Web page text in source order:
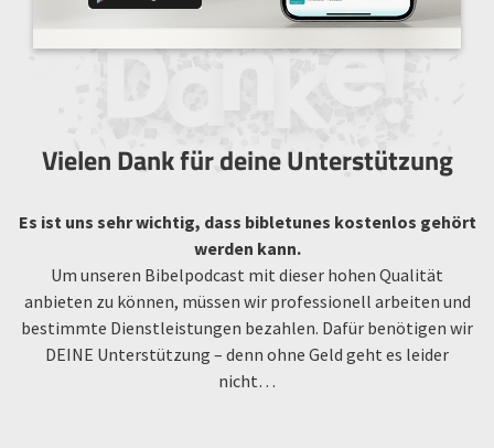
Vielen Dank für deine Unterstützung
Es ist uns sehr wichtig, dass bibletunes kostenlos gehört
werden kann.
Um unseren Bibelpodcast mit dieser hohen Qualität
anbieten zu können, müssen wir professionell arbeiten und
bestimmte Dienstleistungen bezahlen. Dafür benötigen wir
DEINE Unterstützung – denn ohne Geld geht es leider
nicht…